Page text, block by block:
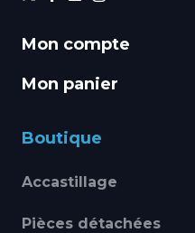
Mon compte
Mon panier
Boutique
Accastillage
Pièces détachées